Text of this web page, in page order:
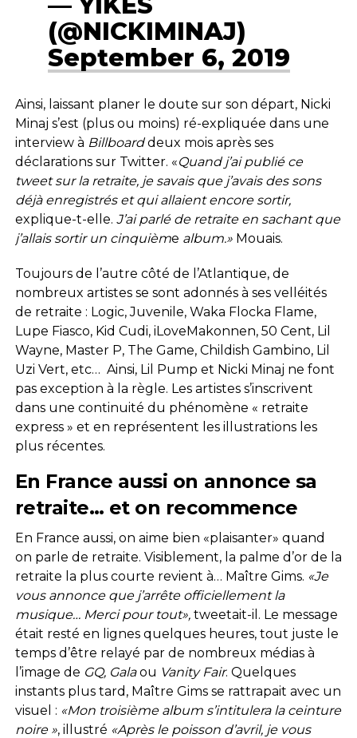
(@NICKIMINAJ)
September 6, 2019
Ainsi, laissant planer le doute sur son départ, Nicki
Minaj s’est (plus ou moins) ré-expliquée dans une
interview à Billboarddeux mois après ses
déclarations sur Twitter. «Quand j’ai publié ce
tweet sur la retraite, je savais que j’avais des sons
déjà enregistrés et qui allaient encore sortir,
explique-t-elle. J’ai parlé de retraite en sachant que
j’allais sortir un cinquième album.»Mouais.
Toujours de l’autre côté de l’Atlantique, de
nombreux artistes se sont adonnés à ses velléités
de retraite : Logic, Juvenile, Waka Flocka Flame,
Lupe Fiasco, Kid Cudi, iLoveMakonnen, 50 Cent, Lil
Wayne, Master P, The Game, Childish Gambino, Lil
Uzi Vert, etc… Ainsi, Lil Pump et Nicki Minaj ne font
pas exception à la règle. Les artistes s’inscrivent
dans une continuité du phénomène « retraite
express » et en représentent les illustrations les
plus récentes.
En France aussi on annonce sa
retraite… et on recommence
En France aussi, on aime bien «plaisanter» quand
on parle de retraite. Visiblement, la palme d’or de la
retraite la plus courte revient à… Maître Gims. «Je
vous annonce que j’arrête officiellement la
musique… Merci pour tout», tweetait-il. Le message
était resté en lignes quelques heures, tout juste le
temps d’être relayé par de nombreux médias à
l’image de GQ, Galaou Vanity Fair. Quelques
instants plus tard, Maître Gims se rattrapait avec un
visuel : «Mon troisième album s’intitulera la ceinture
noire », illustré «Après le poisson d’avril, je vous